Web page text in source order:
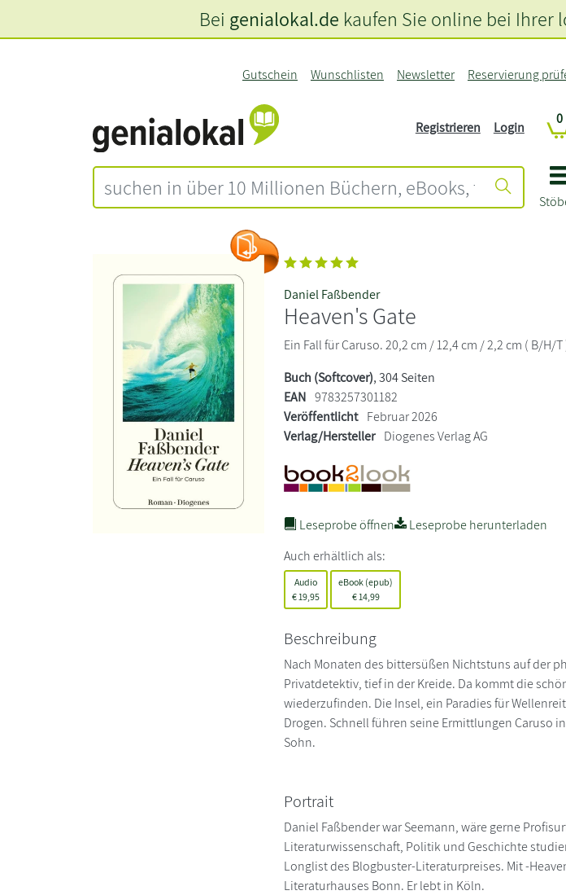
Gutschein Wunschlisten Newsletter Reservierung
Registrieren Login
0
Bei genialokal.de kaufen Sie online bei Ihrer
Daniel Faßbender
Heaven's Gate
Ein Fall für Caruso. 20,2 cm / 12,4 cm / 2,2 cm ( B/H/T
Buch (Softcover), 304 Seiten
EAN 9783257301182
Veröffentlicht Februar 2026
Verlag/Hersteller Diogenes Verlag AG
Leseprobe öffnen
Leseprobe herunterladen
Auch erhältlich als:
Audio
€ 19,95
eBook (epub)
€14,99
Beschreibung
Nach Monaten des bittersüßen Nichtstuns auf der
Privatdetektiv, tief in der Kreide. Da kommt die
wiederzufinden. Die Insel, ein Paradies für
Drogen. Schnell führen seine Ermittlungen Caruso
Sohn.
Portrait
Daniel Faßbender war Seemann, wäre gerne
Literaturwissenschaft, Politik und Geschichte
Longlist des Blogbuster-Literaturpreises. Mit -
Literaturhauses Bonn. Er lebt in Köln.